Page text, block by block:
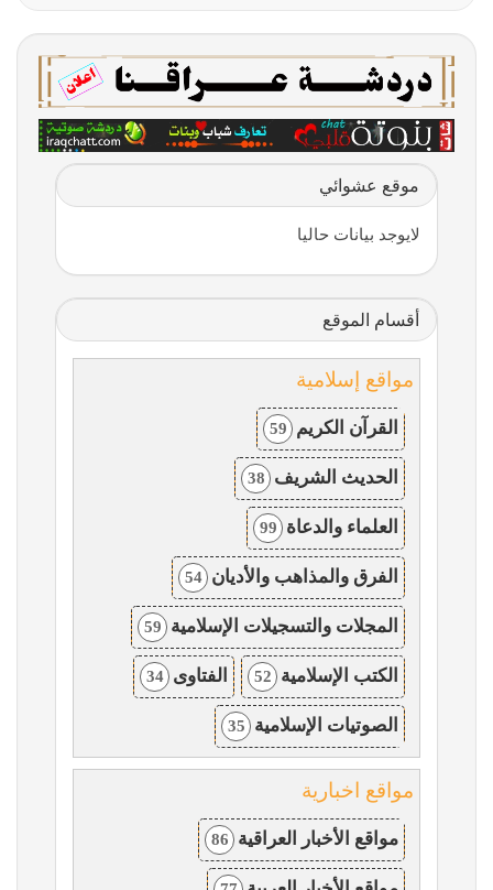
موقع عشوائي
لايوجد بيانات حاليا
أقسام الموقع
مواقع إسلامية
القرآن الكريم 59
الحديث الشريف 38
العلماء والدعاة 99
الفرق والمذاهب والأديان 54
المجلات والتسجيلات الإسلامية 59
الكتب الإسلامية 52 الفتاوى 34
الصوتيات الإسلامية 35
مواقع اخبارية
مواقع الأخبار العراقية 86